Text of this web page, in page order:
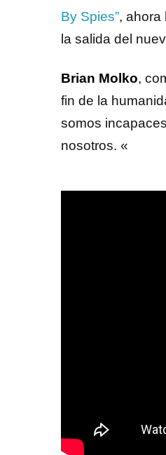
By Spies”, ahora
la salida del
Brian Molko,
fin de la
somos
nosotros. «